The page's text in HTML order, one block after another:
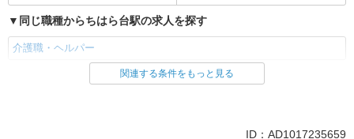
同じ職種からちはら台駅の求人を探す
介護職・ヘルパー
同じ雇用形態からちはら台駅の求人を探す
関連する条件をもっと見る
ID：AD1017235659